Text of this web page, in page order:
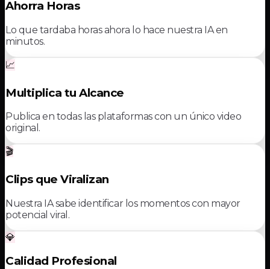
Ahorra Horas
Lo que tardaba horas ahora lo hace nuestra IA en
minutos.
📈
Multiplica tu Alcance
Publica en todas las plataformas con un único video
original.
🎬
Clips que Viralizan
Nuestra IA sabe identificar los momentos con mayor
potencial viral.
💎
Calidad Profesional